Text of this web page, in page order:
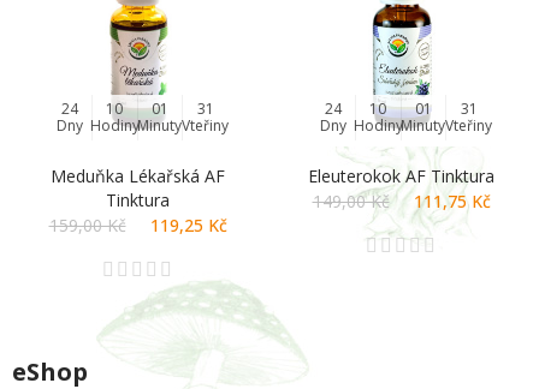
24
Dny
10
Hodiny
01
Minuty
30
Vteřiny
Meduňka Lékařská AF
Tinktura
159,00 Kč
119,25 Kč
24
Dny
10
Hodiny
01
Minuty
30
Vteřiny
Eleuterokok AF Tinktura
149,00 Kč
111,75 Kč
eShop